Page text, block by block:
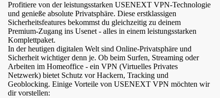
Profitiere von der leistungsstarken USENEXT VPN-Technologie
und genieße absolute Privatsphäre. Diese erstklassigen
Sicherheitsfeatures bekommst du gleichzeitig zu deinem
Premium-Zugang ins Usenet - alles in einem leistungsstarken
Komplettpaket.
In der heutigen digitalen Welt sind Online-Privatsphäre und
Sicherheit wichtiger denn je. Ob beim Surfen, Streaming oder
Arbeiten im Homeoffice - ein VPN (Virtuelles Privates
Netzwerk) bietet Schutz vor Hackern, Tracking und
Geoblocking. Einige Vorteile von USENEXT VPN möchten wir
dir vorstellen: